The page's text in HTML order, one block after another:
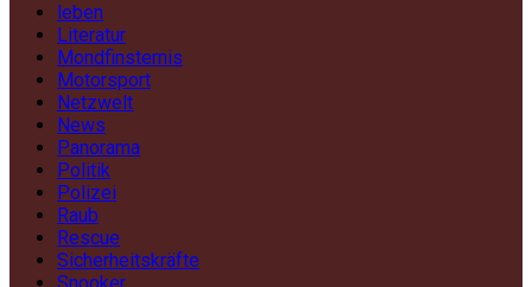
leben
Literatur
Mondfinsternis
Motorsport
Netzwelt
News
Panorama
Politik
Polizei
Raub
Rescue
Sicherheitskräfte